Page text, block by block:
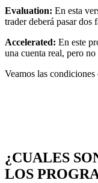
Evaluation: En esta
trader deberá pasar dos
Accelerated: En este
una cuenta real, pero
Veamos las condiciones
¿CUALES
LOS